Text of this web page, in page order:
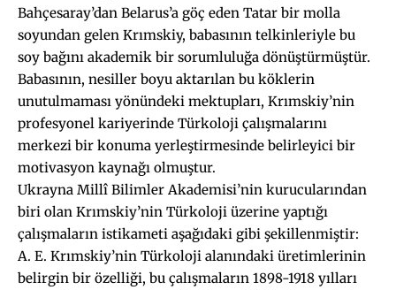
Bahçesaray’dan Belarus’a göç eden Tatar bir molla
soyundan gelen Krımskiy, babasının telkinleriyle bu
soy bağını akademik bir sorumluluğa dönüştürmüştür.
Babasının, nesiller boyu aktarılan bu köklerin
unutulmaması yönündeki mektupları, Krımskiy’nin
profesyonel kariyerinde Türkoloji çalışmalarını
merkezi bir konuma yerleştirmesinde belirleyici bir
motivasyon kaynağı olmuştur.
Ukrayna Millî Bilimler Akademisi’nin kurucularından
biri olan Krımskiy’nin Türkoloji üzerine yaptığı
çalışmaların istikameti aşağıdaki gibi şekillenmiştir:
A. E. Krımskiy’nin Türkoloji alanındaki üretimlerinin
belirgin bir özelliği, bu çalışmaların 1898-1918 yılları